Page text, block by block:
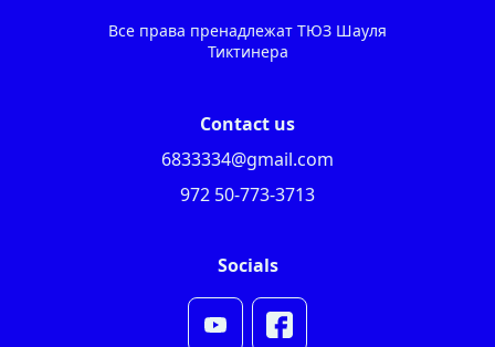
Все права пренадлежат ТЮЗ Шауля
Тиктинера
Contact us
6833334@gmail.com
972 50-773-3713
Socials